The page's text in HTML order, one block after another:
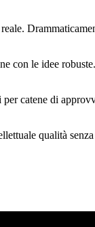
con le idee
catene di
qualità